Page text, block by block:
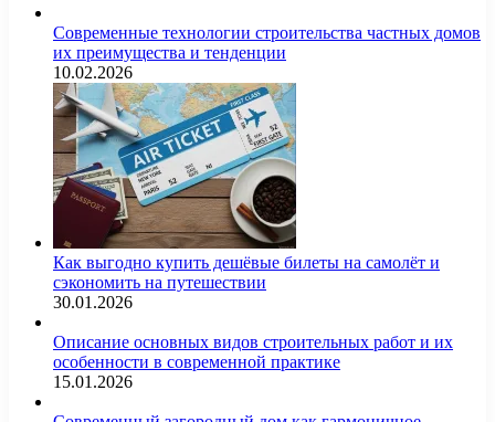
Современные технологии строительства частных домов
их преимущества и тенденции
10.02.2026
Как выгодно купить дешёвые билеты на самолёт и
сэкономить на путешествии
30.01.2026
Описание основных видов строительных работ и их
особенности в современной практике
15.01.2026